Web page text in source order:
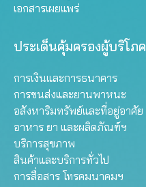
เอกสารเผยแพร่
ประเด็นคุ้มครองผู้บริโภค
การเงินและการธนาคาร
การขนส่งและยานพาหนะ
อสังหาริมทรัพย์และที่อยู่อาศัย
อาหาร ยา และผลิตภัณฑ์ฯ
บริการสุขภาพ
สินค้าและบริการทั่วไป
การสื่อสาร โทรคมนาคมฯ